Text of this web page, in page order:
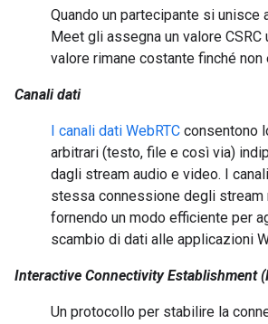
Quando un partecipante si unisce
Meet gli assegna un valore CSRC
valore rimane costante finché non
Canali dati
I canali dati WebRTC consentono
arbitrari (testo, file e così via)
dagli stream audio e video. I
stessa connessione degli stream
fornendo un modo efficiente per
scambio di dati alle applicazioni
Interactive Connectivity Establishment
Un protocollo per stabilire la